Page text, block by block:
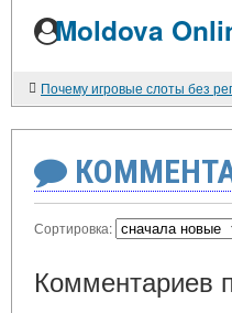
Moldova
Сортировка:
Комментариев